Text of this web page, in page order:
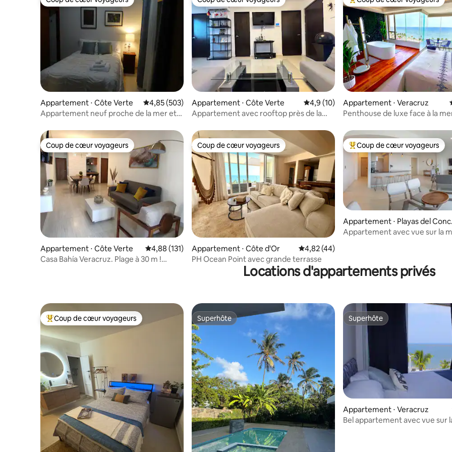
Coup de cœur voyageurs
Appartement ⋅ Côte Verte Évaluation moyenne sur la base de 503 commentaires : 4,85 sur 5
4,85 (503)
Appartement neuf proche de la mer et
Coup de cœur voyageurs
Appartement ⋅ Côte Verte Évaluation moyenne sur la base de 10
4,9 (10)
Appartement avec rooftop près de la
Coups de cœur voyageurs les
Appartement ⋅ Veracruz
Penthouse de luxe face à la
Coup de cœur voyageurs
Coup de cœur voyageurs
Appartement ⋅ Côte Verte Évaluation moyenne sur la base de 131 commentaires : 4,88 sur 5
4,88 (131)
Casa Bahía Veracruz. Plage à 30 m !
Coup de cœur voyageurs
Coup de cœur voyageurs
Appartement ⋅ Côte d'Or Évaluation moyenne sur la base de 44
4,82 (44)
PH Ocean Point avec grande terrasse
Coups de cœur voyageurs les
Coup de cœur voyageurs
Appartement ⋅ Playas del
al
Appartement avec vue sur la
Locations d'appartements privés
Coups de cœur voyageurs les plus appréciés
Coup de cœur voyageurs Superhôte
Superhôte Superhôte
Superhôte
Appartement ⋅ Veracruz
Bel appartement avec vue sur